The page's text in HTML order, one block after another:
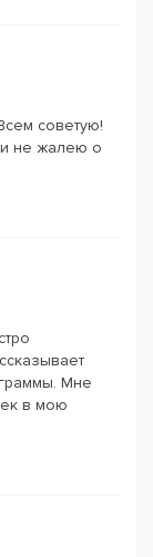
советую!
не жалею о
Мне
в мою